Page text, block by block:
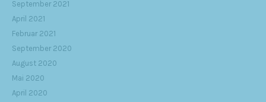
September 2021
April 2021
Februar 2021
September 2020
August 2020
Mai 2020
April 2020